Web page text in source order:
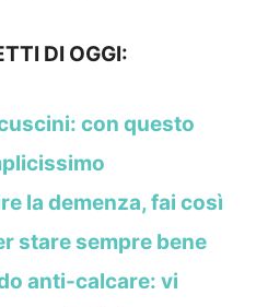
DI OGGI:
con questo
la demenza, fai così
stare sempre bene
anti-calcare: vi